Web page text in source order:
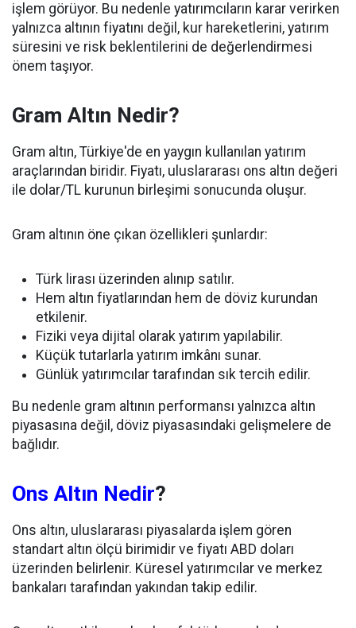
işlem görüyor. Bu nedenle yatırımcıların karar verirken
yalnızca altının fiyatını değil, kur hareketlerini, yatırım
süresini ve risk beklentilerini de değerlendirmesi
önem taşıyor.
Gram Altın Nedir?
Gram altın, Türkiye'de en yaygın kullanılan yatırım
araçlarından biridir. Fiyatı, uluslararası ons altın değeri
ile dolar/TL kurunun birleşimi sonucunda oluşur.
Gram altının öne çıkan özellikleri şunlardır:
Türk lirası üzerinden alınıp satılır.
Hem altın fiyatlarından hem de döviz kurundan
etkilenir.
Fiziki veya dijital olarak yatırım yapılabilir.
Küçük tutarlarla yatırım imkânı sunar.
Günlük yatırımcılar tarafından sık tercih edilir.
Bu nedenle gram altının performansı yalnızca altın
piyasasına değil, döviz piyasasındaki gelişmelere de
bağlıdır.
Ons Altın Nedir?
Ons altın, uluslararası piyasalarda işlem gören
standart altın ölçü birimidir ve fiyatı ABD doları
üzerinden belirlenir. Küresel yatırımcılar ve merkez
bankaları tarafından yakından takip edilir.